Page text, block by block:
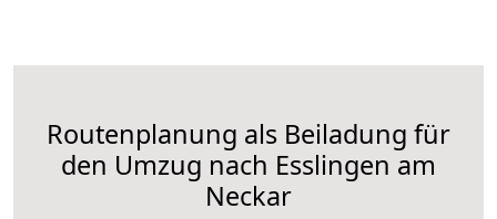
Routenplanung als Beiladung für
den Umzug nach Esslingen am
Neckar